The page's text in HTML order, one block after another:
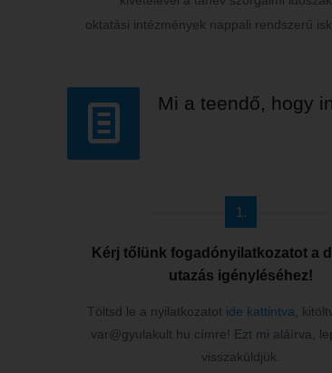
oktatási intézmények nappali rendszerű
Mi a teendő, hogy
1.
Kérj tőlünk fogadónyilatkozatot a
utazás igényléséhez!
Töltsd le a nyilatkozatot ide kattintva ,
var@gyulakult.hu címre! Ezt mi aláírva,
visszaküldjük.